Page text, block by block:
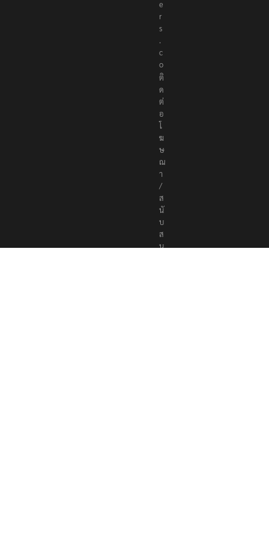
e
r
s
.
c
o
ติ
ด
ต่
อ
โ
ฆ
ษ
ณ
า
/
ส
นั
บ
ส
นุ